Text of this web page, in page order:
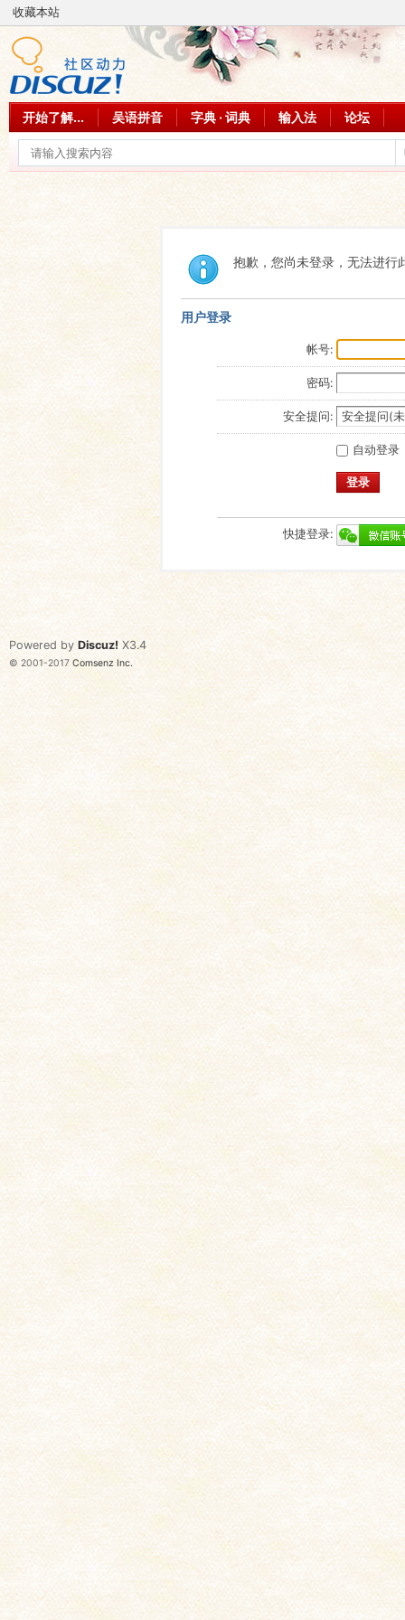
收藏本站
开始了解... 吴语拼音 字典 · 词典 输入法 论坛
抱歉，您尚未登录，无法进行
用户登录
帐号:
密码:
安全提问:
自动登录
登录
快捷登录:
Powered by Discuz! X3.4
© 2001-2017 Comsenz Inc.